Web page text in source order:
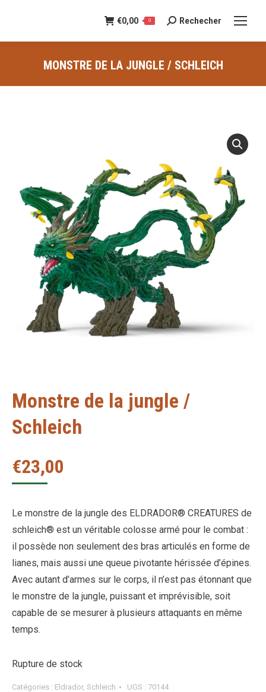
€0,00 0
Recherche
:
Rechecher
MONSTRE DE LA JUNGLE / SCHLEICH
Monstre de la jungle /
Schleich
€23,00
Le monstre de la jungle des ELDRADOR® CREATURES de
schleich® est un véritable colosse armé pour le combat :
il possède non seulement des bras articulés en forme de
lianes, mais aussi une queue pivotante hérissée d’épines.
Avec autant d’armes sur le corps, il n’est pas étonnant que
le monstre de la jungle, puissant et imprévisible, soit
capable de se mesurer à plusieurs attaquants en même
temps.
Rupture de stock
Catégories : Eldrador, Schleich UGS : 70144